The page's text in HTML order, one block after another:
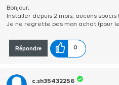
Bonjour,
Installer depuis 2 mois, aucuns soucis !
Je ne regrette pas mon achat (pour
Répondre 0
c.sh35432256